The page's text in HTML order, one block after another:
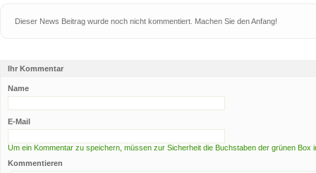
Dieser News Beitrag wurde noch nicht kommentiert. Machen Sie den Anfang!
Ihr Kommentar
Name
E-Mail
Um ein Kommentar zu speichern, müssen zur Sicherheit die Buchstaben der grünen
Kommentieren